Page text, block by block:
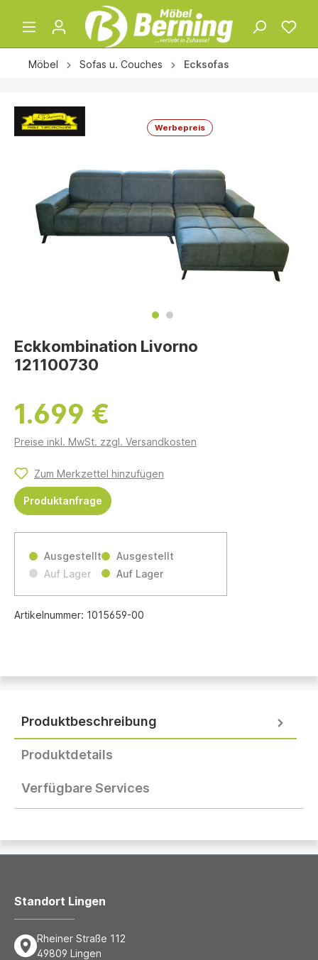
Möbel Sofas u. Couches Ecksofas
Werbepreis
Eckkombination Livorno
121100730
1.699 €
Preise inkl. MwSt. zzgl. Versandkosten
Zum Merkzettel hinzufügen
Produktanfrage
Ausgestellt
Auf Lager
Ausgestellt
Auf Lager
Artikelnummer: 1015659-00
Produktbeschreibung
Produktdetails
Verfügbare Services
Standort Lingen
Rheiner Straße 112
49809 Lingen